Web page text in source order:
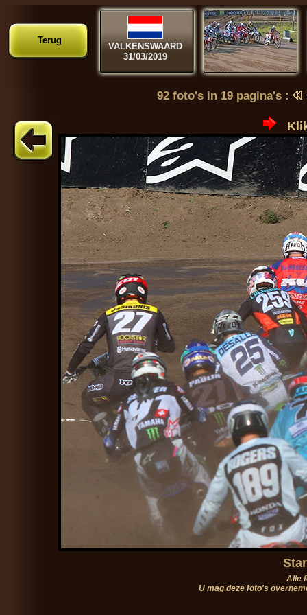
Terug
VALKENSWAARD
31/03/2019
92 foto's in 19 pagina's :
Alle
U mag deze foto's